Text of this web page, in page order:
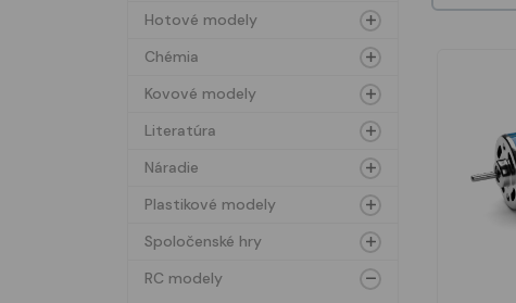
Hotové modely
Chémia
Kovové modely
Literatúra
Náradie
Plastikové modely
Spoločenské hry
RC modely